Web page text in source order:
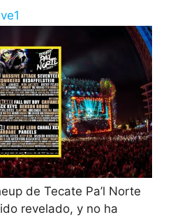
de Tecate Pa’l Norte
revelado, y no ha